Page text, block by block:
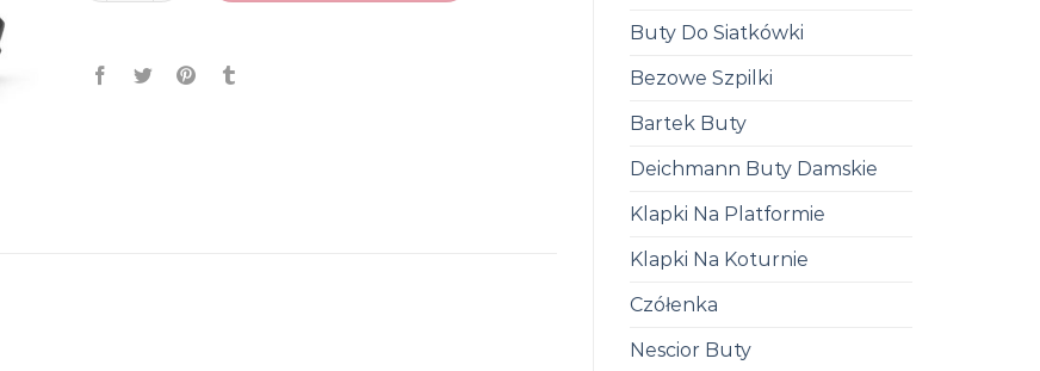
Buty Do Siatkówki
Bezowe Szpilki
Bartek Buty
Deichmann Buty Damskie
Klapki Na Platformie
Klapki Na Koturnie
Czółenka
Nescior Buty